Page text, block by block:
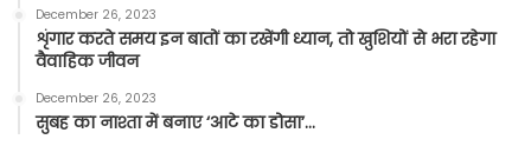
December 26, 2023
शृंगार करते समय इन बातों का रखेंगी ध्यान, तो खुशियों से भरा रहेगा
वैवाहिक जीवन
December 26, 2023
सुबह का नाश्ता में बनाए ‘आटे का डोसा’…